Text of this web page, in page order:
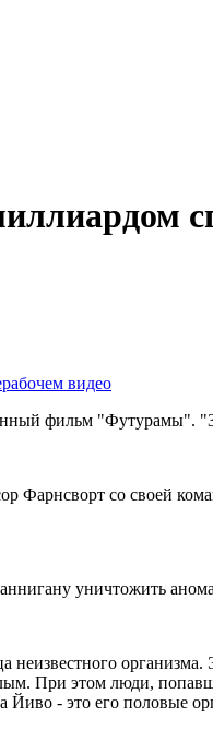
видео
фильм "Футурамы".
Фарнсворт со своей
уничтожить
неизвестного
При этом люди,
Йиво - это его половые